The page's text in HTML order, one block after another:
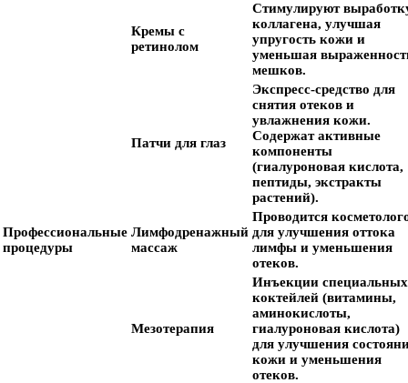
Кремы с
ретинолом
Стимулируют
коллагена, улучшая
упругость кожи и
уменьшая
мешков.
Патчи для глаз
Экспресс-средство для
снятия отеков и
увлажнения кожи.
Содержат активные
компоненты
(гиалуроновая кислота,
пептиды, экстракты
растений).
Профессиональные
процедуры
Лимфодренажный
массаж
Проводится
для улучшения оттока
лимфы и уменьшения
отеков.
Мезотерапия
Инъекции специальных
коктейлей (витамины,
аминокислоты,
гиалуроновая кислота)
для улучшения
кожи и уменьшения
отеков.